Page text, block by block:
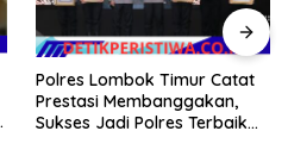
Polres Lombok Timur Catat
Prestasi Membanggakan,
Sukses Jadi Polres Terbaik